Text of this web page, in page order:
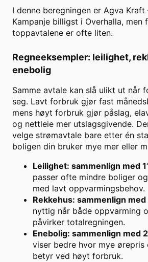
I denne beregningen er Agva Kraft
Kampanje billigst i Overhalla, men
toppavtalene er ofte liten.
Regneeksempler: leilighet,
enebolig
Samme avtale kan slå ulikt ut når
seg. Lavt forbruk gjør fast
mens høyt forbruk gjør påslag,
og nettleie mer utslagsgivende.
velge strømavtale bare etter én
boligen din bruker mye mer eller
Leilighet: sammenlign med
passer ofte mindre boliger
med lavt oppvarmingsbehov.
Rekkehus: sammenlign
nyttig når både oppvarming
påvirker totalregningen.
Enebolig: sammenlign med
viser bedre hvor mye
betyr ved høyt forbruk.